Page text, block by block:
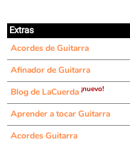
Extras
Acordes de Guitarra
Afinador de Guitarra
Blog de LaCuerda ¡nuevo!
Aprender a tocar Guitarra
Acordes Guitarra